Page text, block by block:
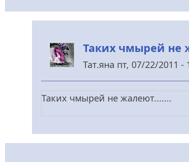
Таких чмырей не
Тат.яна пт, 07/22/2011 -
У
відповідь
до
известно
Таких чмырей не жалеют.......